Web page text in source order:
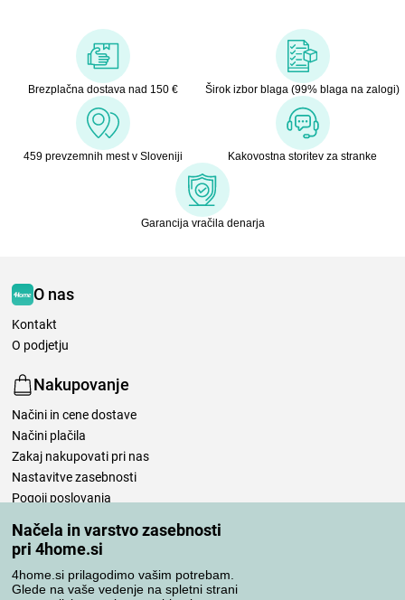
Načela in varstvo zasebnosti
pri 4home.si
4home.si prilagodimo vašim potrebam.
Glede na vaše vedenje na spletni strani
Brezplačna dostava nad 150 € Širok izbor blaga (99% blaga na zalogi)
459 prevzemnih mest v Sloveniji Kakovostna storitev za stranke
Garancija vračila denarja
O nas
Kontakt
O podjetju
Nakupovanje
Načini in cene dostave
Načini plačila
Zakaj nakupovati pri nas
Nastavitve zasebnosti
Pogoji poslovanja
Vaša naročila
Moj račun